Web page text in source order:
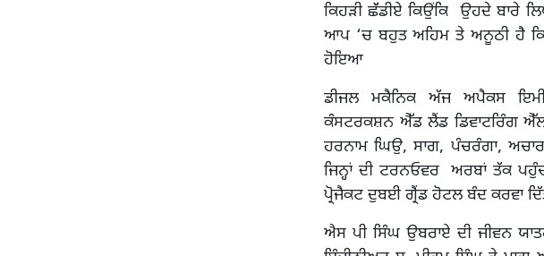
ਕਿਹੜੀ ਛੱੱਡੀਏ ਕਿਉਂਕਿ ਉਹਦੇ ਬਾਰੇ
ਆਪ ‘ਚ ਬਹੁਤ ਅਹਿਮ ਤੇ ਅਨੂਠੀ ਹੈ ਕਿ
ਹੋਇਆ
ਡੀਜਲ ਮਕੈਨਿਕ ਅੱਜ ਅਪੈਕਸ
ਕੰਸਟਰਕਸ਼ਨ ਐੱਡ ਲੈਂਡ ਡਿਵਾਟਰਿੰਗ
ਹਰਨਾਮ ਘਿਉ, ਸਾਗ, ਪੰਚਰੰਗਾ,
ਜਿਨ੍ਹਾਂ ਦੀ ਟਰਨਓਵਰ ਅਰਬਾਂ ਤੱਕ
ਪ੍ਰੋਜੈਕਟ ਦੁਬਈ ਗ੍ਰੈਂਡ ਹੋਟਲ ਬੰਦ ਕਰਵਾ
ਐਸ ਪੀ ਸਿੰਘ ਉਬਰਾਏ ਦੀ ਜੀਵਨ